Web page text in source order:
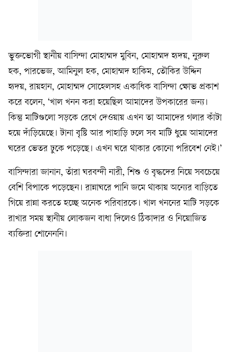
ভুক্তভোগী স্থানীয় বাসিন্দা মোহাম্মদ মুবিন, মোহাম্মদ হৃদয়, নুরুল
হক, পারভেজ, আমিনুল হক, মোহাম্মদ হাকিম, তৌকির উদ্দিন
হৃদয়, রায়হান, মোহাম্মদ সোহেলসহ একাধিক বাসিন্দা ক্ষোভ প্রকাশ
করে বলেন, ‘খাল খনন করা হয়েছিল আমাদের উপকারের জন্য।
কিন্তু মাটিগুলো সড়কে রেখে দেওয়ায় এখন তা আমাদের গলার কাঁটা
হয়ে দাঁড়িয়েছে। টানা বৃষ্টি আর পাহাড়ি ঢলে সব মাটি ধুয়ে আমাদের
ঘরের ভেতর ঢুকে পড়েছে। এখন ঘরে থাকার কোনো পরিবেশ নেই।’
বাসিন্দারা জানান, তাঁরা ঘরবন্দী নারী, শিশু ও বৃদ্ধদের নিয়ে সবচেয়ে
বেশি বিপাকে পড়েছেন। রান্নাঘরে পানি জমে থাকায় অন্যের বাড়িতে
গিয়ে রান্না করতে হচ্ছে অনেক পরিবারকে। খাল খননের মাটি সড়কে
রাখার সময় স্থানীয় লোকজন বাধা দিলেও ঠিকাদার ও নিয়োজিত
ব্যক্তিরা শোনেননি।